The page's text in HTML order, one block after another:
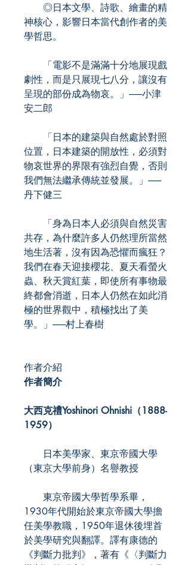
◎日本文學、詩歌、繪畫的精
神核心，影響日本當代創作者的美
學哲思。
「電影不是滿滿十分地展現戲
劇性，而是只展現七八分，讓沒有
呈現的部份成為物哀。」──小津
安二郎
「日本的建築與自然處於對照
位置，日本建築的開放性，必須對
物哀世界的界限有強烈自覺，否則
我們無法繼承傳統並發展。」──
丹下健三
「身為日本人必須與自然災害
共存，為什麼許多人仍然理所當然
地生活著，沒有因為恐懼而瘋狂？
我們在春天迎接櫻花、夏天看螢火
蟲、秋天賞紅葉，即使所有事物最
終都會消逝，日本人仍然在如此消
極的世界觀中，積極找出了美
學。」──村上春樹
作者介紹
作者簡介
大西克禮Yoshinori Ohnishi（1888-
1959）
日本美學家、東京帝國大學
（東京大學前身）名譽教授
東京帝國大學哲學系畢，
1930年代開始於東京帝國大學擔
任美學教職，1950年退休後埋首
於美學研究與翻譯。譯有康德的
《判斷力批判》，著有《〈判斷力